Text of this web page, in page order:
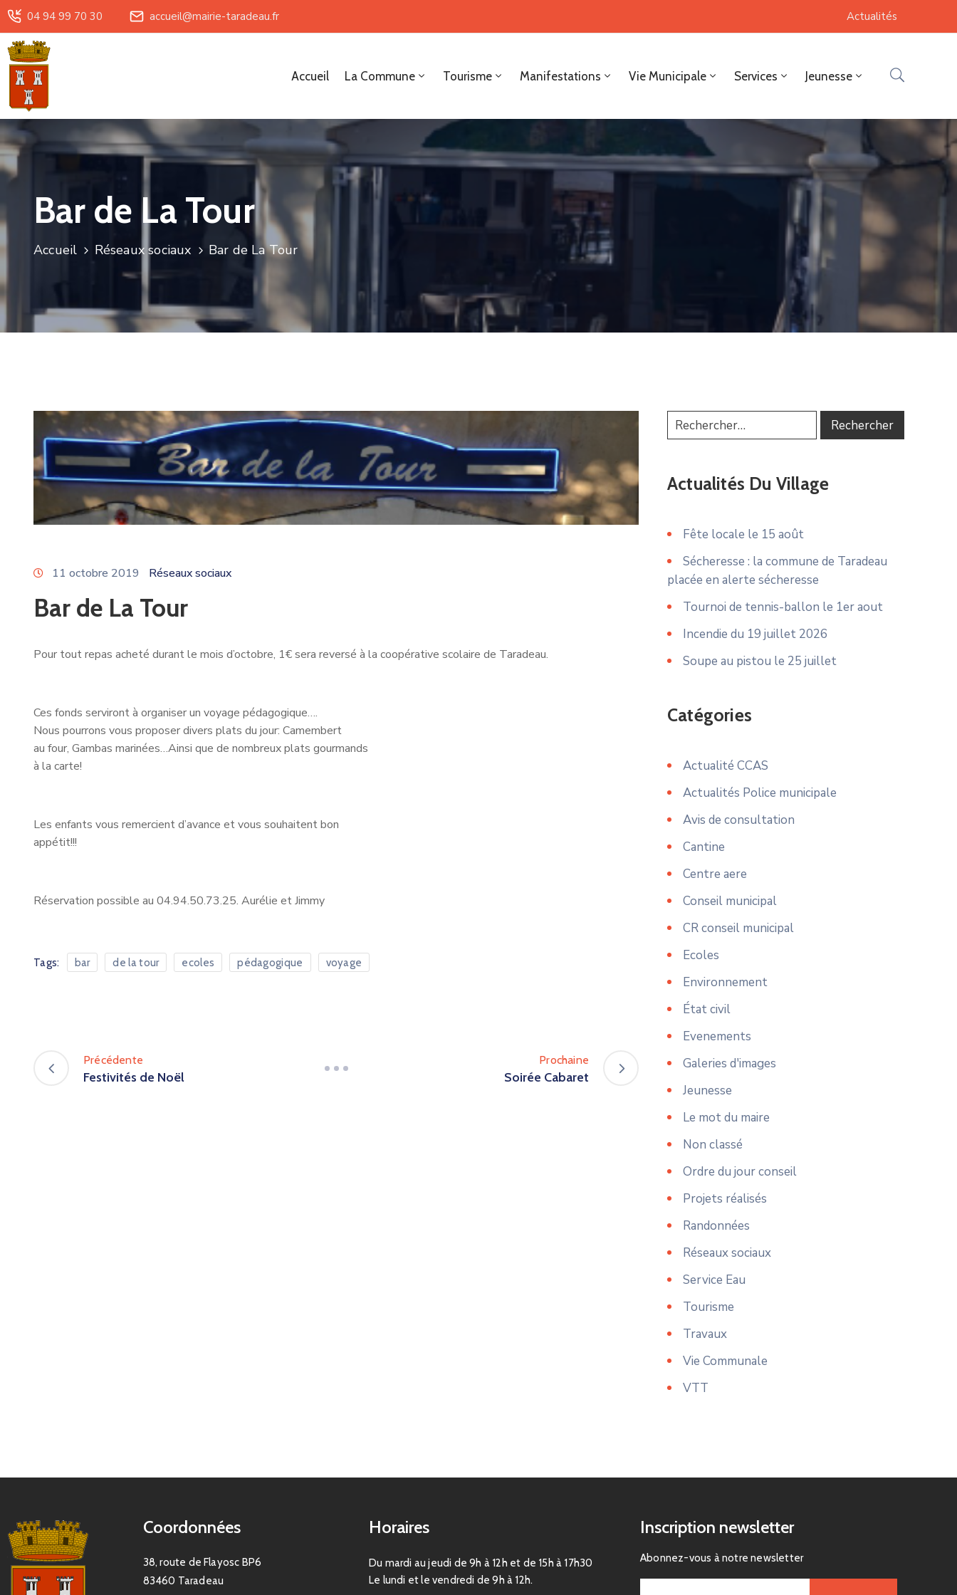
04 94 99 70 30 accueil@mairie-taradeau.fr Actualités
Accueil La Commune Tourisme Manifestations Vie Municipale Services Jeunesse
Bar de La Tour
Accueil Réseaux sociaux Bar de La Tour
11 octobre 2019 Réseaux sociaux
Bar de La Tour
Pour tout repas acheté durant le mois d’octobre, 1€ sera reversé à la coopérative scolaire de Taradeau.
Ces fonds serviront à organiser un voyage pédagogique….
Nous pourrons vous proposer divers plats du jour: Camembert
au four, Gambas marinées…Ainsi que de nombreux plats gourmands
à la carte!
Les enfants vous remercient d’avance et vous souhaitent bon
appétit!!!
Réservation possible au 04.94.50.73.25. Aurélie et Jimmy
Tags: bar de la tour ecoles pédagogique voyage
Précédente
Festivités de Noël
Prochaine
Soirée Cabaret
Actualités Du Village
Fête locale le 15 août
Sécheresse : la commune de Taradeau
placée en alerte sécheresse
Tournoi de tennis-ballon le 1er aout
Incendie du 19 juillet 2026
Soupe au pistou le 25 juillet
Catégories
Actualité CCAS
Actualités Police municipale
Avis de consultation
Cantine
Centre aere
Conseil municipal
CR conseil municipal
Ecoles
Environnement
État civil
Evenements
Galeries d'images
Jeunesse
Le mot du maire
Non classé
Ordre du jour conseil
Projets réalisés
Randonnées
Réseaux sociaux
Service Eau
Tourisme
Travaux
Vie Communale
VTT
Coordonnées
38, route de Flayosc BP6
83460 Taradeau
Horaires
Du mardi au jeudi de 9h à 12h et de 15h à 17h30
Le lundi et le vendredi de 9h à 12h.
Inscription newsletter
Abonnez-vous à notre newsletter